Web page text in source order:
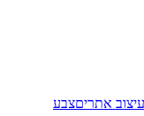
עיצוב אתריםצבע